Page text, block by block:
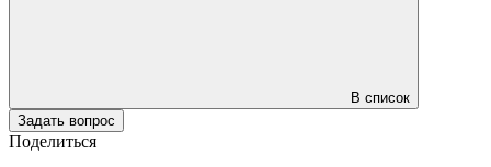
В список
Задать вопрос
Поделиться